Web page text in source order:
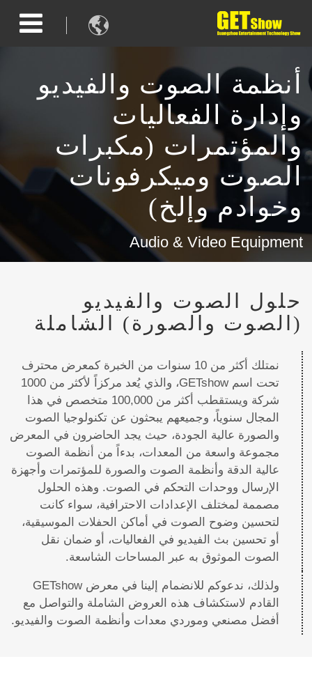

أنظمة الصوت والفيديو
وإدارة الفعاليات
والمؤتمرات (مكبرات
الصوت وميكرفونات
وخوادم وإلخ)
Audio & Video Equipment
حلول الصوت والفيديو
(الصوت والصورة) الشاملة
نمتلك أكثر من 10 سنوات من الخبرة كمعرض محترف
تحت اسم GETshow، والذي يُعد مركزاً لأكثر من 1000
شركة ويستقطب أكثر من 100,000 متخصص في هذا
المجال سنوياً، وجميعهم يبحثون عن تكنولوجيا الصوت
والصورة عالية الجودة، حيث يجد الحاضرون في المعرض
مجموعة واسعة من المعدات، بدءاً من أنظمة الصوت
عالية الدقة وأنظمة الصوت والصورة للمؤتمرات وأجهزة
الإرسال ووحدات التحكم في الصوت. وهذه الحلول
مصممة لمختلف الإعدادات الاحترافية، سواء كانت
لتحسين وضوح الصوت في أماكن الحفلات الموسيقية،
أو تحسين بث الفيديو في الفعاليات، أو ضمان نقل
الصوت الموثوق به عبر المساحات الشاسعة.
ولذلك، ندعوكم للانضمام إلينا في معرض GETshow
القادم لاستكشاف هذه العروض الشاملة والتواصل مع
أفضل مصنعي وموردي معدات وأنظمة الصوت والفيديو.